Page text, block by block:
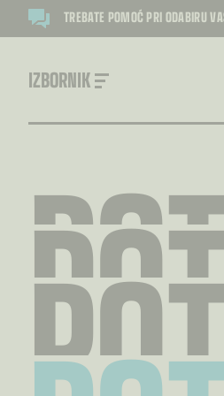
TREBATE POMOĆ PRI ODABIRU
IZBORNIK